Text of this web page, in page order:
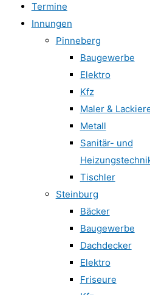
Termine
Innungen
Pinneberg
Baugewerbe
Elektro
Kfz
Maler &
Metall
Sanitär- und
Tischler
Steinburg
Bäcker
Baugewerbe
Dachdecker
Elektro
Friseure